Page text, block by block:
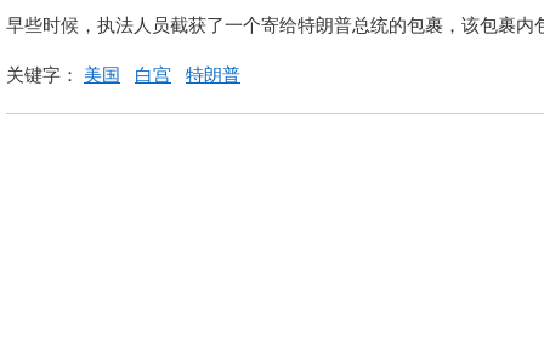
早些时候，执法人员截获了一个寄给特朗普总统的包裹，该包裹内
关键字： 美国 白宫 特朗普